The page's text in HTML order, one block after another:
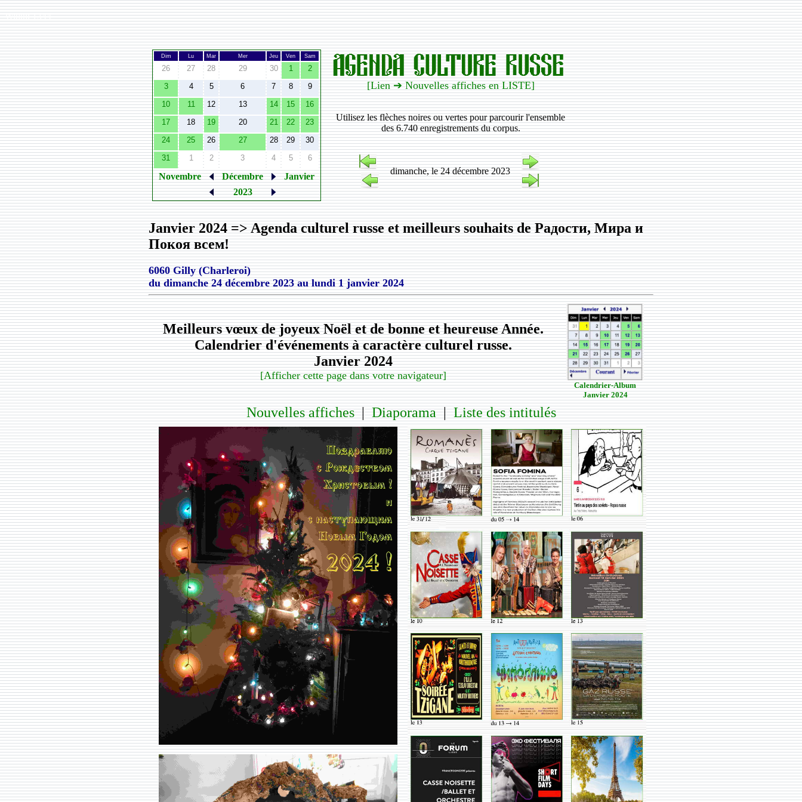
Width:1344
Dim Lu Mar Mer Jeu Ven Sam
26 27 28 29 30 1
2
3
4 5 6 7 8
9
10
11 12 13 14 15
16
17
18 19 20 21 22
23
24
25 26 27 28 29
30
31
1 2 3 4 5 6
Novembre Décembre
Janvier
2023
[Lien ➔ Nouvelles affiches en LISTE]
Utilisez les flèches noires ou vertes pour parcourir l'ensemble
des 6.740 enregistrements du corpus.
dimanche, le 24 décembre 2023
Janvier 2024 => Agenda culturel russe et meilleurs souhaits de Радости, Мира и
Покоя всем!
6060 Gilly (Charleroi)
dudimanche 24 décembre 2023aulundi 1 janvier 2024
Meilleurs vœux de joyeux Noël et de bonne et heureuse Année.
Calendrier d'événements à caractère culturel russe.
Janvier 2024
[Afficher cette page dans votre navigateur]
Calendrier-Album
Janvier 2024
Nouvelles affiches|Diaporama|Liste des intitulés